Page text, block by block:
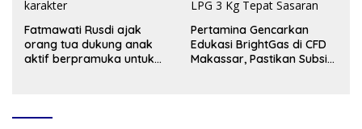
Fatmawati Rusdi ajak
orang tua dukung anak
aktif berpramuka untuk
Pertamina Gencarkan
Edukasi BrightGas di CFD
Makassar, Pastikan Subsidi